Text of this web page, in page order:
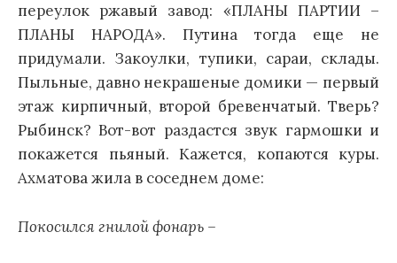
переулок ржавый завод: «ПЛАНЫ ПАРТИИ –
ПЛАНЫ НАРОДА». Путина тогда еще не
придумали. Закоулки, тупики, сараи, склады.
Пыльные, давно некрашеные домики — первый
этаж кирпичный, второй бревенчатый. Тверь?
Рыбинск? Вот-вот раздастся звук гармошки и
покажется пьяный. Кажется, копаются куры.
Ахматова жила в соседнем доме:
Покосился гнилой фонарь –